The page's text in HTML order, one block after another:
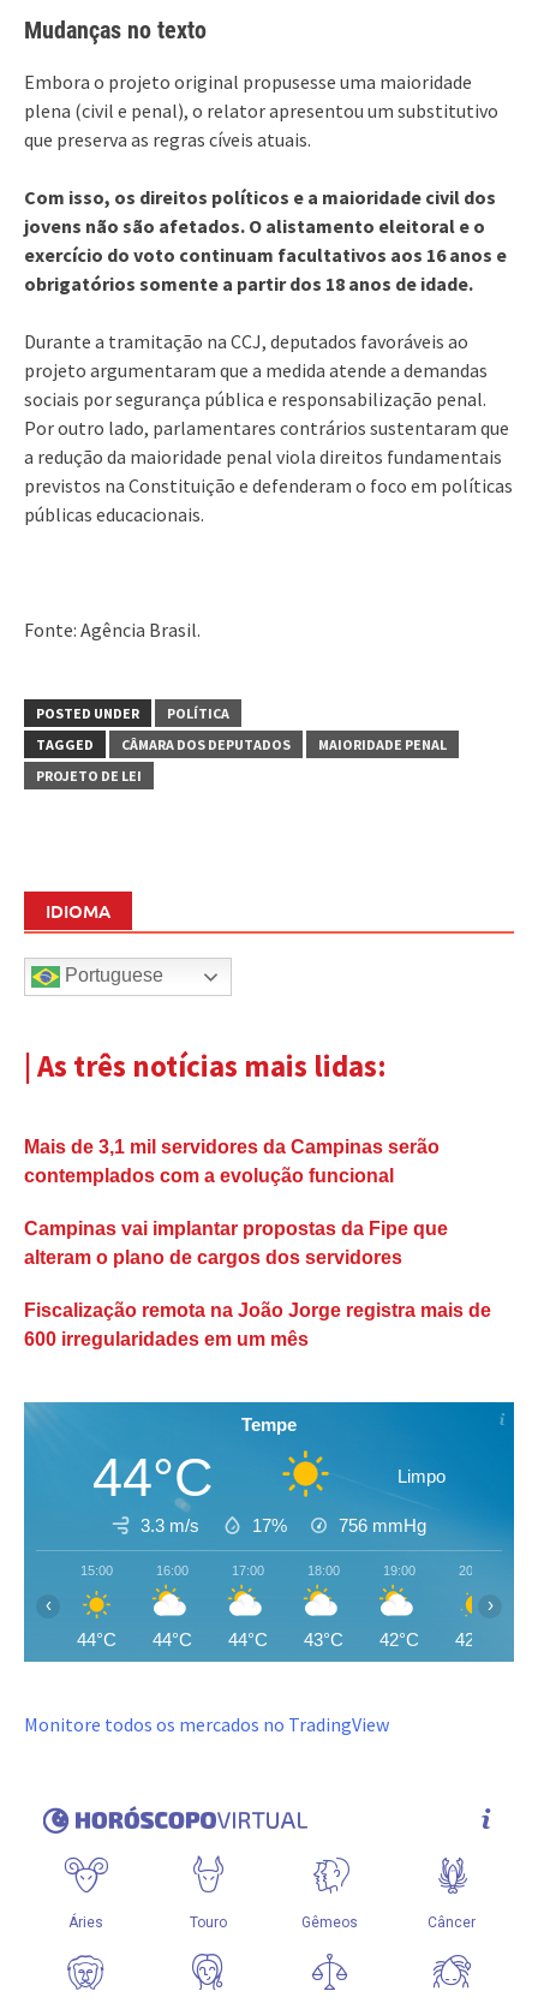
Mudanças no texto
Embora o projeto original propusesse uma maioridade
plena (civil e penal), o relator apresentou um substitutivo
que preserva as regras cíveis atuais.
Com isso, os direitos políticos e a maioridade civil dos
jovens não são afetados. O alistamento eleitoral e o
exercício do voto continuam facultativos aos 16 anos e
obrigatórios somente a partir dos 18 anos de idade.
Durante a tramitação na CCJ, deputados favoráveis ao
projeto argumentaram que a medida atende a demandas
sociais por segurança pública e responsabilização penal.
Por outro lado, parlamentares contrários sustentaram que
a redução da maioridade penal viola direitos fundamentais
previstos na Constituição e defenderam o foco em políticas
públicas educacionais.
Fonte: Agência Brasil.
POSTED UNDER
POLÍTICA
TAGGED
CÂMARA DOS DEPUTADOS
MAIORIDADE PENAL
PROJETO DE LEI
IDIOMA
Portuguese
| As três notícias mais lidas:
Mais de 3,1 mil servidores da Campinas serão
contemplados com a evolução funcional
Campinas vai implantar propostas da Fipe que
alteram o plano de cargos dos servidores
Fiscalização remota na João Jorge registra mais de
600 irregularidades em um mês
Tempe
44°C Limpo
3.3 m/s 17% 756 mmHg
15:00
44°C
16:00
44°C
17:00
44°C
18:00
43°C
19:00
42°C
20:00
42°C
‹ ›
Monitore todos os mercados no TradingView